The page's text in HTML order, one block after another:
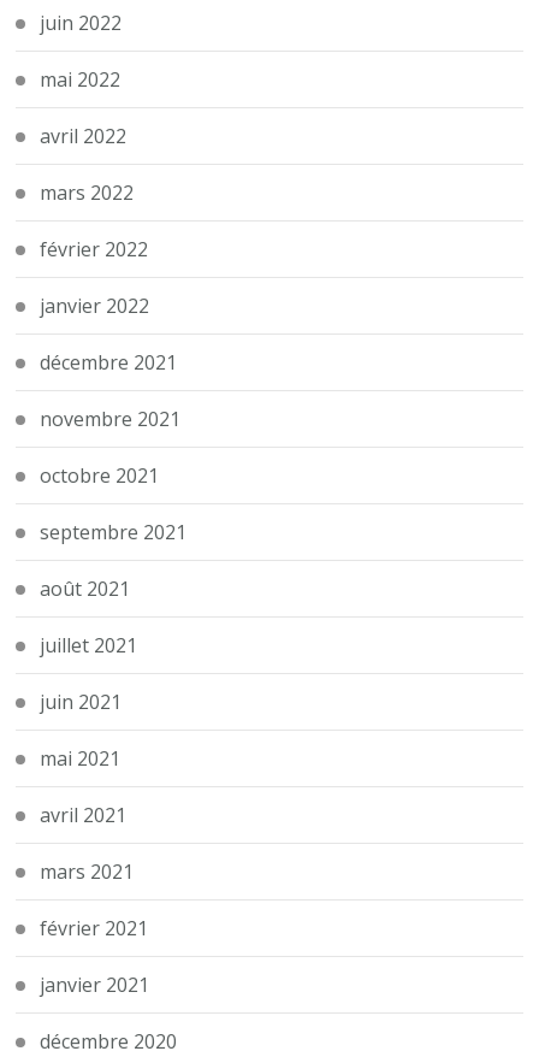
juin 2022
mai 2022
avril 2022
mars 2022
février 2022
janvier 2022
décembre 2021
novembre 2021
octobre 2021
septembre 2021
août 2021
juillet 2021
juin 2021
mai 2021
avril 2021
mars 2021
février 2021
janvier 2021
décembre 2020